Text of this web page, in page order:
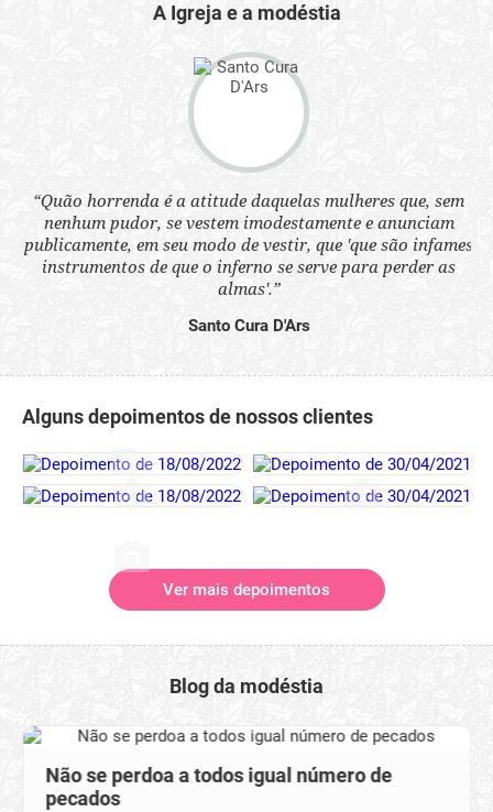
A Igreja e a modéstia
“Quão horrenda é a atitude daquelas mulheres que, sem
nenhum pudor, se vestem imodestamente e anunciam
publicamente, em seu modo de vestir, que 'que são infames
instrumentos de que o inferno se serve para perder as
almas'.”
Santo Cura D'Ars
Alguns depoimentos de nossos clientes
Ver mais depoimentos
Blog da modéstia
Não se perdoa a todos igual número de
pecados